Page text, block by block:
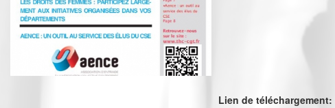
Lien de téléchargement: